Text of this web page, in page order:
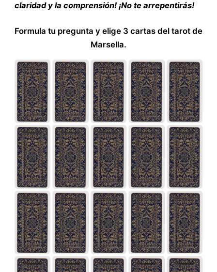
claridad y la comprensión! ¡No te arrepentirás!
Formula tu pregunta y elige 3 cartas del tarot de
Marsella.